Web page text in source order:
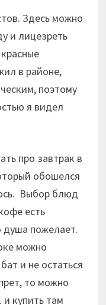
Здесь можно
и лицезреть
в районе,
поэтому
я видел
про завтрак в
обошелся
Выбор блюд
есть
душа пожелает.
можно
и не остаться
то можно
и купить там